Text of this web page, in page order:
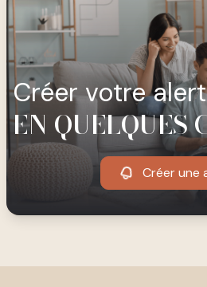
créer votre
EN QUELQUES
Créer une